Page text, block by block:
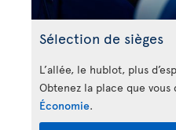
Sélection de sièges
L’allée, le hublot, plus
Obtenez la place que vous
Économie.